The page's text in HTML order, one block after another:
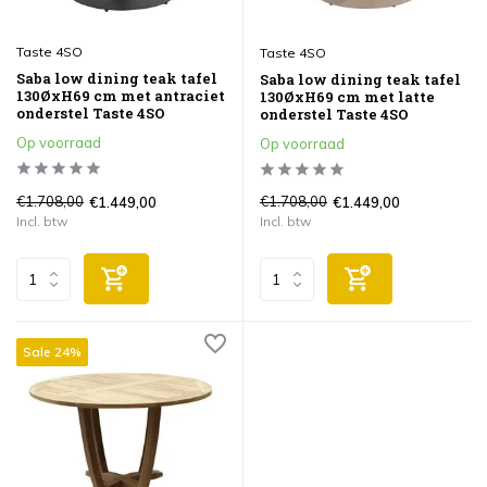
Taste 4SO
Saba low dining teak tafel
130ØxH69 cm met antraciet
onderstel Taste 4SO
Op voorraad
€1.708,00 €1.449,00
Incl. btw
Taste 4SO
Saba low dining teak tafel
130ØxH69 cm met latte
onderstel Taste 4SO
Op voorraad
€1.708,00 €1.449,00
Incl. btw
Sale 24%